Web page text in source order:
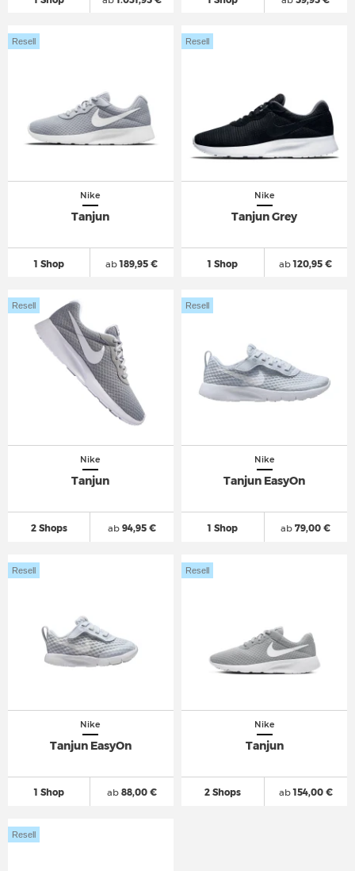
Nike
Tanjun
1 Shop
Resell
ab189,95 €
Nike
Tanjun Grey
1 Shop
Resell
ab120,95 €
Nike
Tanjun
2 Shops
Resell
ab94,95 €
Nike
Tanjun EasyOn
1 Shop
Resell
ab 79,00 €
Nike
Tanjun EasyOn
1 Shop
Resell
ab88,00 €
Nike
Tanjun
2 Shops
Resell
ab154,00 €
Resell